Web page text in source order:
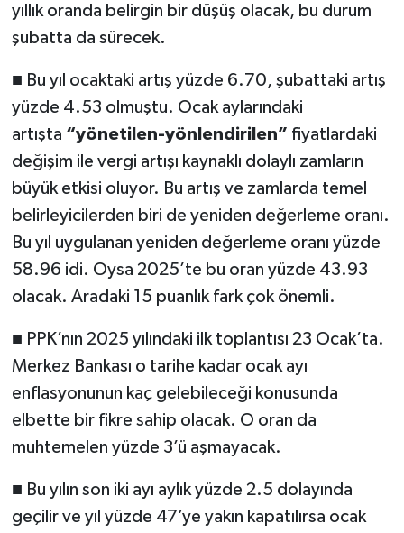
yıllık oranda belirgin bir düşüş olacak, bu durum
şubatta da sürecek.
■ Bu yıl ocaktaki artış yüzde 6.70, şubattaki artış
yüzde 4.53 olmuştu. Ocak aylarındaki
artışta “yönetilen-yönlendirilen” fiyatlardaki
değişim ile vergi artışı kaynaklı dolaylı zamların
büyük etkisi oluyor. Bu artış ve zamlarda temel
belirleyicilerden biri de yeniden değerleme oranı.
Bu yıl uygulanan yeniden değerleme oranı yüzde
58.96 idi. Oysa 2025’te bu oran yüzde 43.93
olacak. Aradaki 15 puanlık fark çok önemli.
■ PPK’nın 2025 yılındaki ilk toplantısı 23 Ocak’ta.
Merkez Bankası o tarihe kadar ocak ayı
enflasyonunun kaç gelebileceği konusunda
elbette bir fikre sahip olacak. O oran da
muhtemelen yüzde 3’ü aşmayacak.
■ Bu yılın son iki ayı aylık yüzde 2.5 dolayında
geçilir ve yıl yüzde 47’ye yakın kapatılırsa ocak